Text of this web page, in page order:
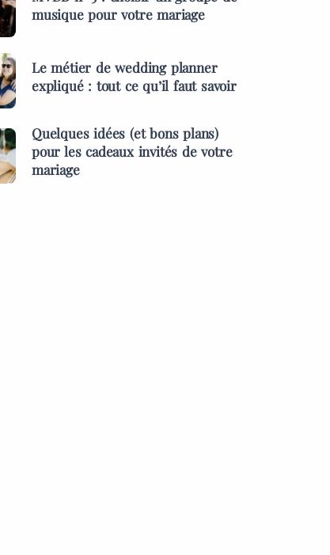
musique pour votre mariage
Le métier de wedding planner
expliqué : tout ce qu’il faut savoir
Quelques idées (et bons plans)
pour les cadeaux invités de votre
mariage